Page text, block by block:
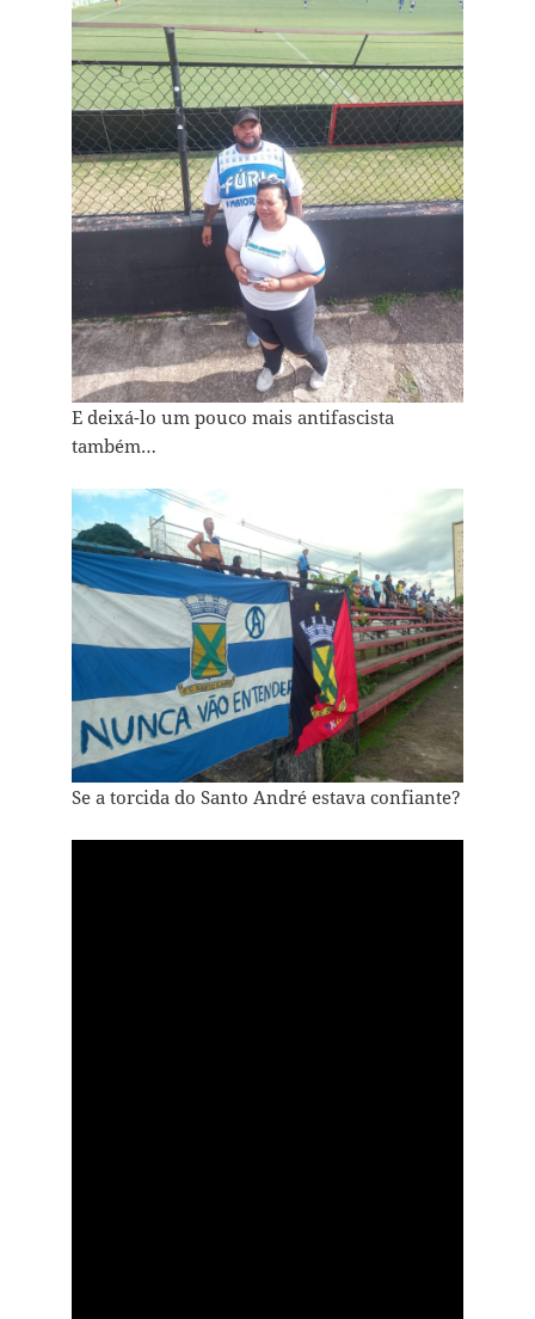
E deixá-lo um pouco mais antifascista
também…
Se a torcida do Santo André estava confiante?